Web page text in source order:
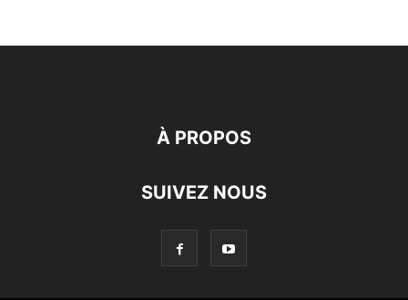
À PROPOS
SUIVEZ NOUS